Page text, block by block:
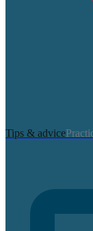
Tips & advice